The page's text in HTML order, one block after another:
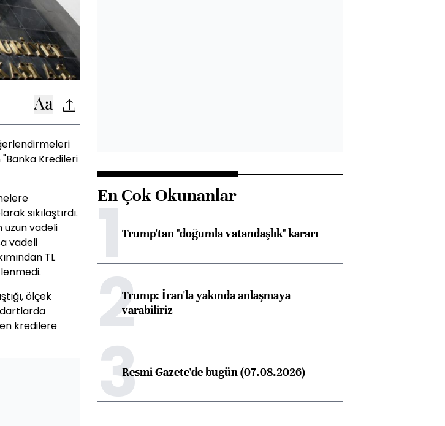
"Banka Kredileri
sıkılaştırdı.
uzun vadeli
vadeli
TL
ölçek
kredilere
En Çok Okunanlar
1Trump'tan "doğumla vatandaşlık" kararı
2Trump: İran'la yakında anlaşmaya
varabiliriz
3Resmi Gazete'de bugün (07.08.2026)